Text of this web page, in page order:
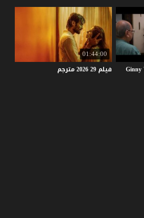
01:44:00
فيلم 29
2026مترجم